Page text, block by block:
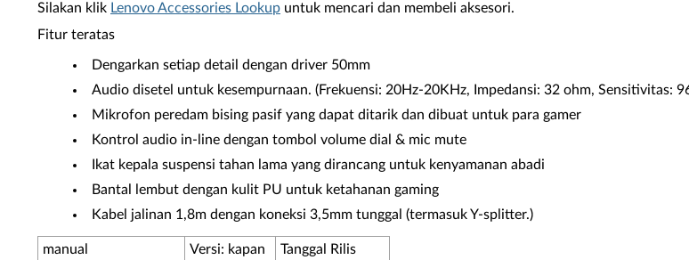
Silakan klik Lenovo Accessories Lookup untuk mencari dan membeli aksesori.
Fitur teratas
Dengarkan setiap detail dengan driver 50mm
Audio disetel untuk kesempurnaan. (Frekuensi: 20Hz-20KHz, Impedansi: 32 ohm, Sensitivitas:
Mikrofon peredam bising pasif yang dapat ditarik dan dibuat untuk para gamer
Kontrol audio in-line dengan tombol volume dial & mic mute
Ikat kepala suspensi tahan lama yang dirancang untuk kenyamanan abadi
Bantal lembut dengan kulit PU untuk ketahanan gaming
Kabel jalinan 1,8m dengan koneksi 3,5mm tunggal (termasuk Y-splitter.)
manual Versi: kapan
Tanggal Rilis